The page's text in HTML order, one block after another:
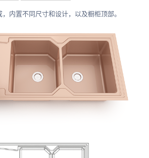
内置不同尺寸和设计，以及橱柜顶部。